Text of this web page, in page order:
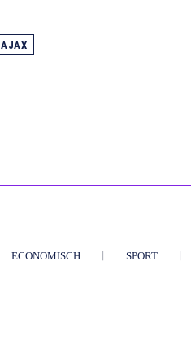
AJAX
ECONOMISCH SPORT